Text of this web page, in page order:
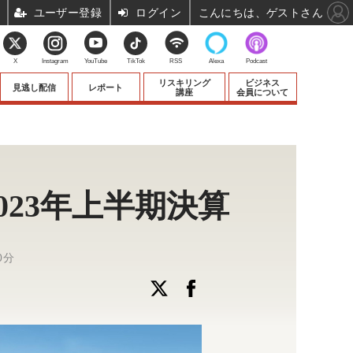
見逃し配信 レポート
リスキリング
講座
ビジネス
会員について
年上半期決算
X Instagram YouTube TikTok RSS Alexa Podcast
ユーザー登録 ログイン こんにちは、ゲストさん